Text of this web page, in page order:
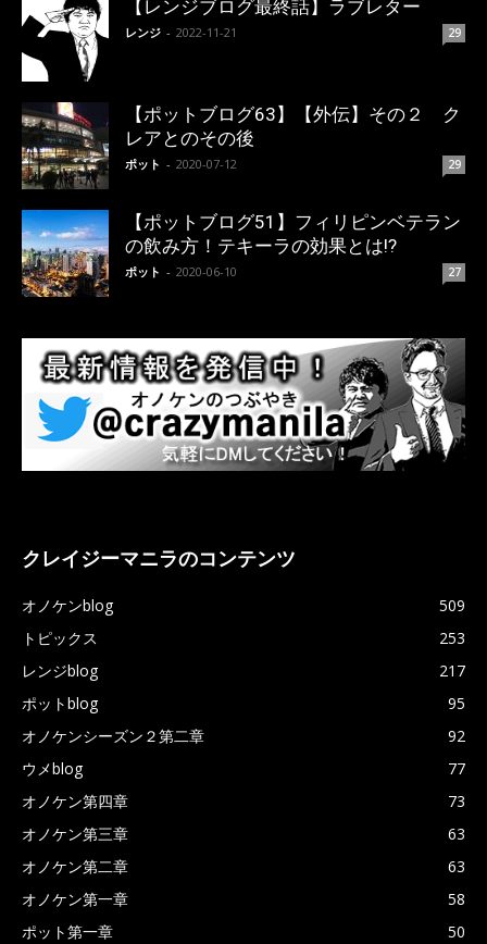
【レンジブログ最終話】ラブレター
レンジ - 2022-11-21 29
【ポットブログ63】【外伝】その２ ク
レアとのその後
ポット - 2020-07-12 29
【ポットブログ51】フィリピンベテラン
の飲み方！テキーラの効果とは!?
ポット - 2020-06-10 27
クレイジーマニラのコンテンツ
オノケンblog
509
トピックス
253
レンジblog
217
ポットblog
95
オノケンシーズン２第二章
92
ウメblog
77
オノケン第四章
73
オノケン第三章
63
オノケン第二章
63
オノケン第一章
58
ポット第一章
50